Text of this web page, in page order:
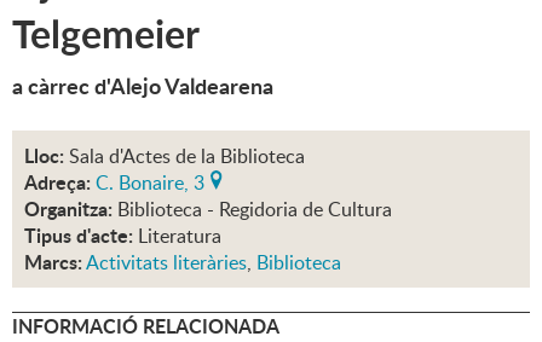
Telgemeier
a càrrec d'Alejo Valdearena
Lloc: Sala d'Actes de la Biblioteca
Adreça: C. Bonaire, 3
Organitza: Biblioteca - Regidoria de Cultura
Tipus d'acte: Literatura
Marcs:Activitats literàries, Biblioteca
INFORMACIÓ RELACIONADA